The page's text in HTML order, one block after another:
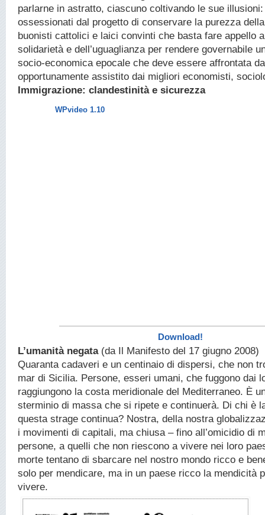
parlarne in astratto, ciascuno coltivando le sue
ossessionati dal progetto di conservare la purezza
buonisti cattolici e laici convinti che basta fare appello
solidarietà e dell’uguaglianza per rendere governabile
socio-economica epocale che deve essere affrontata
opportunamente assistito dai migliori economisti,
Immigrazione: clandestinità e sicurezza
WPvideo 1.10
Download!
L’umanità negata(da Il Manifesto del 17 giugno 2008)
Quaranta cadaveri e un centinaio di dispersi, che non
mar di Sicilia. Persone, esseri umani, che fuggono dai
raggiungono la costa meridionale del Mediterraneo. È
sterminio di massa che si ripete e continuerà. Di chi è
questa strage continua? Nostra, della nostra
i movimenti di capitali, ma chiusa – fino all’omicidio di
persone, a quelli che non riescono a vivere nei loro
morte tentano di sbarcare nel nostro mondo ricco e
solo per mendicare, ma in un paese ricco la mendicità
vivere.